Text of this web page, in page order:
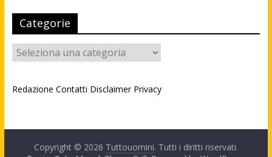
Categorie
Categorie
Redazione Contatti Disclaimer Privacy
Copyright © 2026 Tuttouomini. Tutti i diritti riservati.